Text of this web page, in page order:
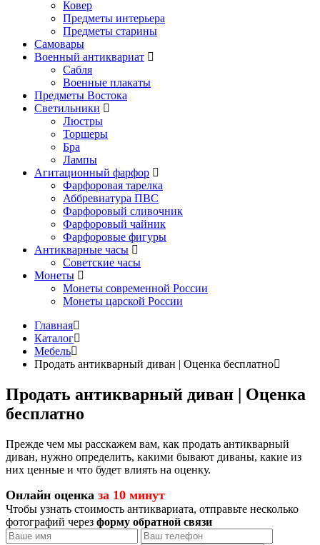
Ковер
Предметы интерьера
Предметы старины
Самовары
Военный антиквариат
Сабля
Военные плакаты
Предметы Востока
Светильники
Люстры
Торшеры
Бра
Лампы
Агитационный фарфор
Фарфоровая тарелка
Аббревиатура ПВС
Фарфоровый сливочник
Фарфоровый чайник
Фарфоровые фигуры
Антикварные часы
Советские часы
Монеты
Монеты современной России
Монеты царской России
Главная
Каталог
Мебель
Продать антикварный диван | Оценка бесплатно
Продать антикварный диван | Оценка
бесплатно
Прежде чем мы расскажем вам, как продать антикварный
диван, нужно определить, какими бывают диваны, какие из
них ценные и что будет влиять на оценку.
Онлайн оценка за 10 минут
Чтобы узнать стоимость антиквариата, отправьте несколько
фотографий через форму обратной связи